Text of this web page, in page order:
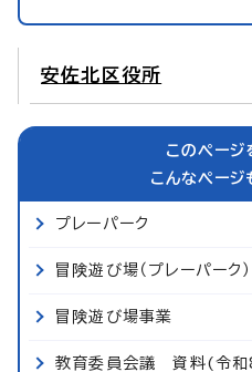
安佐北区役所
このページ
こんなページ
プレーパーク
冒険遊び場（プレーパーク
冒険遊び場事業
教育委員会議 資料(令